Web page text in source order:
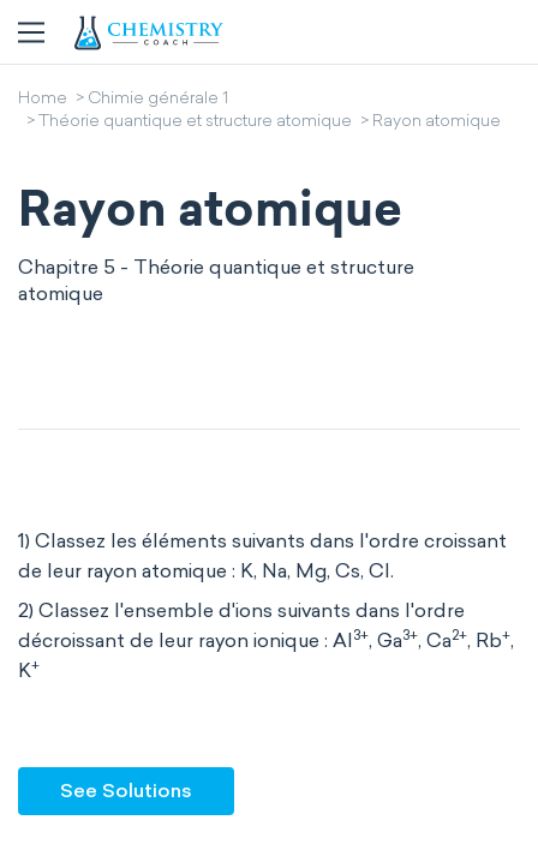
Home
Chimie générale 1
Théorie quantique et structure atomique
Rayon atomique
Rayon atomique
Chapitre 5 - Théorie quantique et structure
atomique
1) Classez les éléments suivants dans l'ordre croissant
de leur rayon atomique : K, Na, Mg, Cs, Cl.
2) Classez l'ensemble d'ions suivants dans l'ordre
décroissant de leur rayon ionique : Al3+, Ga3+, Ca2+, Rb+,
K+
See Solutions